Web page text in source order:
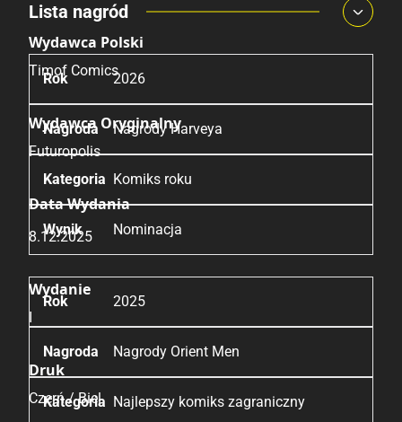
Wydawca Polski
Timof Comics
Wydawca Oryginalny
Futuropolis
Data Wydania
8.12.2025
Wydanie
Druk
Czerń / Biel
Lista nagród
2026
Nagrody Harveya
Komiks roku
Nominacja
2025
Nagrody Orient Men
Najlepszy komiks zagraniczny